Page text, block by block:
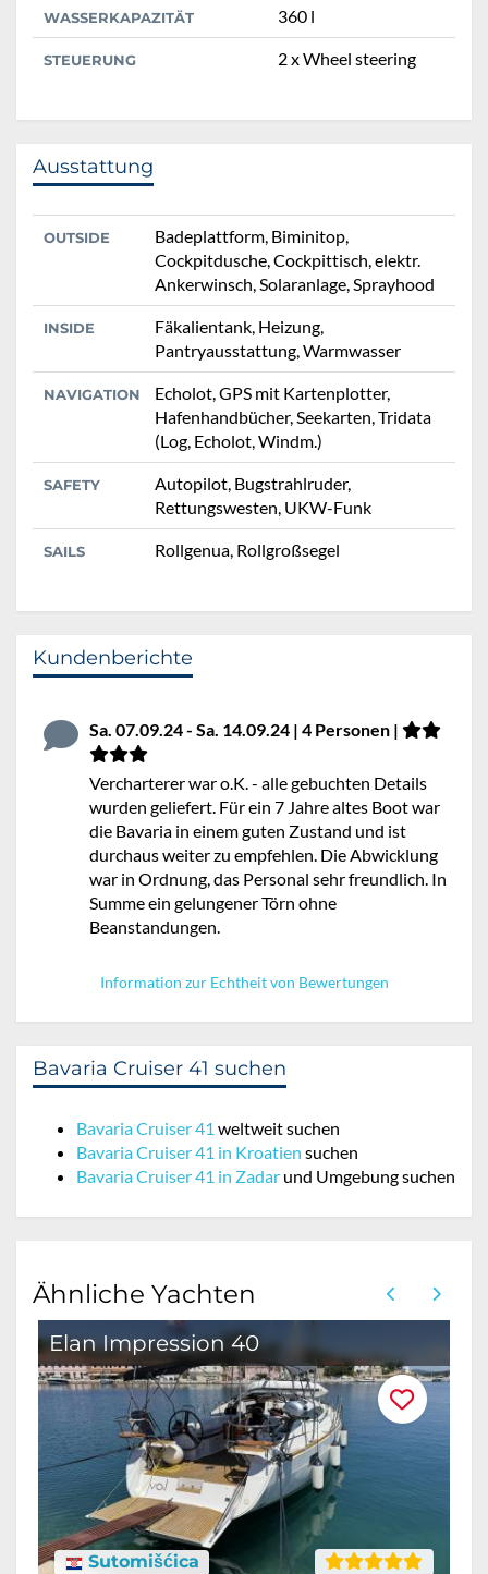
WASSERKAPAZITÄT 360 l
STEUERUNG 2 x Wheel steering
Ausstattung
OUTSIDE
Badeplattform, Biminitop,
Cockpitdusche, Cockpittisch, elektr.
Ankerwinsch, Solaranlage, Sprayhood
INSIDE
Fäkalientank, Heizung,
Pantryausstattung, Warmwasser
NAVIGATION
Echolot, GPS mit Kartenplotter,
Hafenhandbücher, Seekarten, Tridata
(Log, Echolot, Windm.)
SAFETY
Autopilot, Bugstrahlruder,
Rettungswesten, UKW-Funk
SAILS Rollgenua, Rollgroßsegel
Kundenberichte
Sa. 07.09.24 - Sa. 14.09.24 | 4 Personen |
Vercharterer war o.K. - alle gebuchten Details
wurden geliefert. Für ein 7 Jahre altes Boot war
die Bavaria in einem guten Zustand und ist
durchaus weiter zu empfehlen. Die Abwicklung
war in Ordnung, das Personal sehr freundlich. In
Summe ein gelungener Törn ohne
Beanstandungen.
Information zur Echtheit von Bewertungen
Bavaria Cruiser 41 suchen
Bavaria Cruiser 41 weltweit suchen
Bavaria Cruiser 41 in Kroatien suchen
Bavaria Cruiser 41 in Zadar und Umgebung suchen
Ähnliche Yachten
Elan Impression 40
Sutomišćica